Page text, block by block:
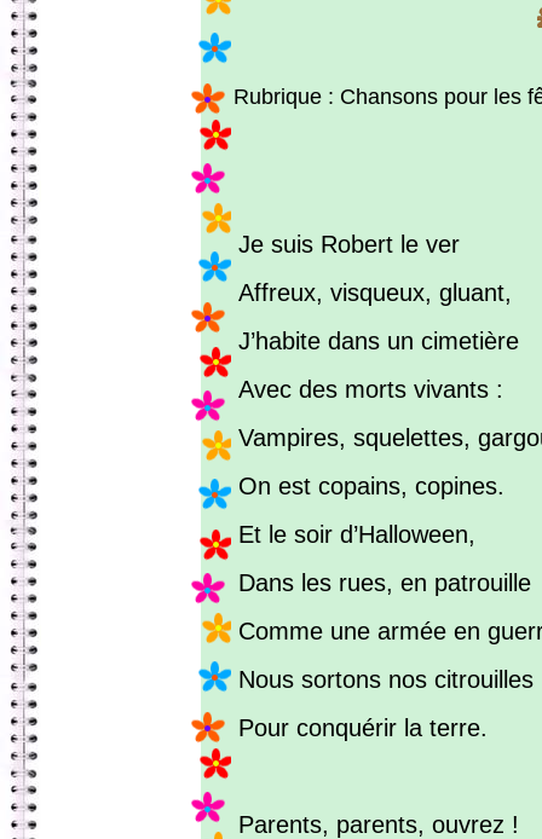
Rubrique : Chansons pour les
Je suis Robert le ver
Affreux, visqueux, gluant,
J’habite dans un cimetière
Avec des morts vivants :
Vampires, squelettes,
On est copains, copines.
Et le soir d’Halloween,
Dans les rues, en patrouille
Comme une armée en
Nous sortons nos citrouilles
Pour conquérir la terre.
Parents, parents, ouvrez !